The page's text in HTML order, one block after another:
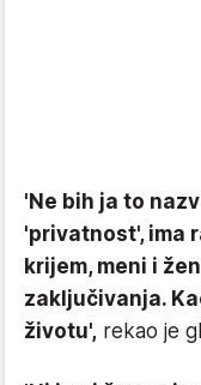
'Ne bih ja to
'privatnost', ima
krijem, meni i
zaključivanja.
životu', rekao je